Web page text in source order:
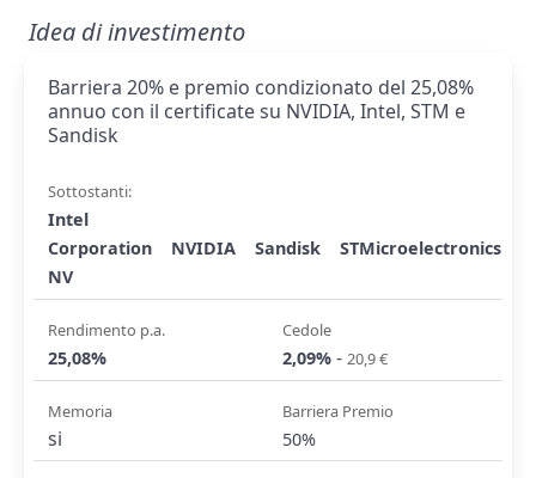
Idea di investimento
Barriera 20% e premio condizionato del 25,08%
annuo con il certificate su NVIDIA, Intel, STM e
Sandisk
Sottostanti:
Intel
Corporation
NVIDIA Sandisk
STMicroelectronics
NV
Rendimento p.a.
25,08%
Cedole
2,09% - 20,9 €
Memoria
si
Barriera Premio
50%